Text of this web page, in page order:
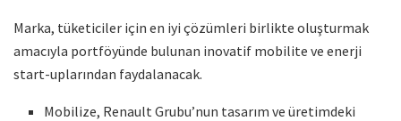
Marka, tüketiciler için en iyi çözümleri birlikte oluşturmak
amacıyla portföyünde bulunan inovatif mobilite ve enerji
start-uplarından faydalanacak.
Mobilize, Renault Grubu’nun tasarım ve üretimdeki